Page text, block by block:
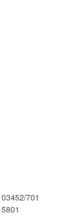
03452/701
5801